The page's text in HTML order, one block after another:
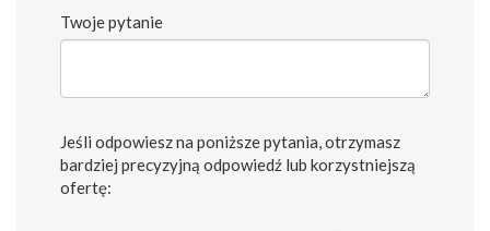
Twoje pytanie
Jeśli odpowiesz na poniższe pytania, otrzymasz
bardziej precyzyjną odpowiedź lub korzystniejszą
ofertę: